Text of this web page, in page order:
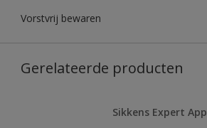
Vorstvrij bewaren
Gerelateerde producten
Sikkens Expert App